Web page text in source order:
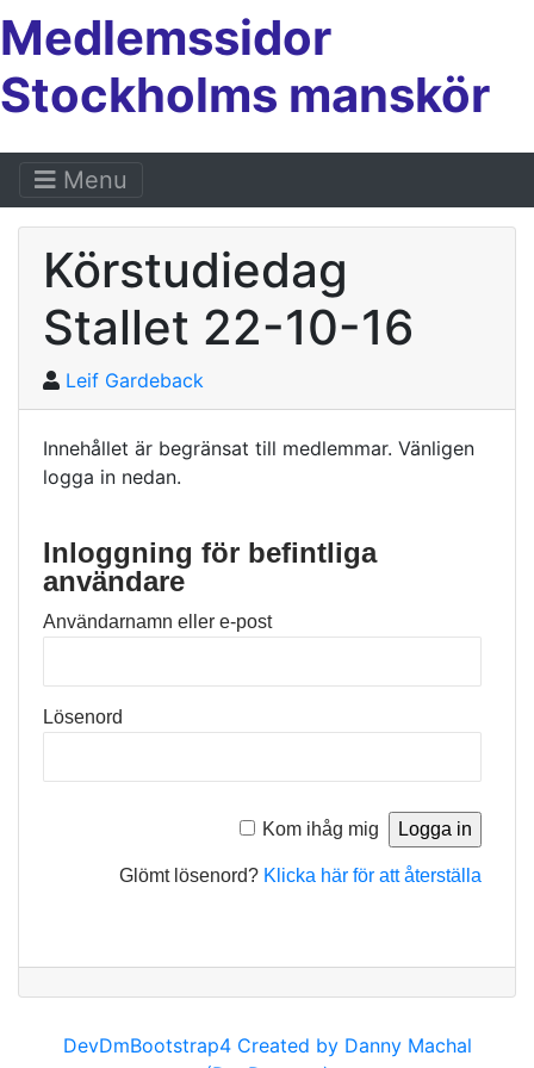
Medlemssidor
Stockholms manskör
Menu
Körstudiedag
Stallet 22-10-16
Leif Gardeback
Innehållet är begränsat till medlemmar. Vänligen
logga in nedan.
Inloggning för befintliga
användare
Användarnamn eller e-post
Lösenord
Kom ihåg mig
Glömt lösenord? Klicka här för att återställa
DevDmBootstrap4 Created by Danny Machal